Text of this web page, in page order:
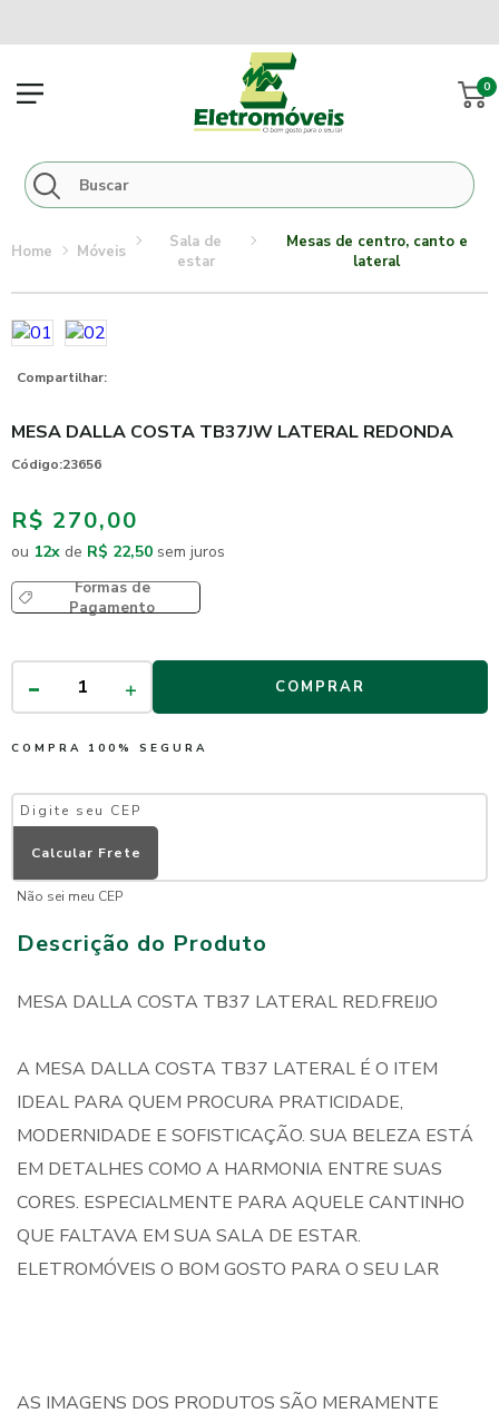
0
móveis
sala de
estar
mesas de centro, canto e
lateral
Compartilhar:
MESA DALLA COSTA TB37JW LATERAL REDONDA
Código:23656
R$ 270,00
ou 12x de R$ 22,50 sem juros
Formas de
Pagamento
COMPRAR
COMPRA 100% SEGURA
Não sei meu CEP
Descrição do Produto
MESA DALLA COSTA TB37 LATERAL RED.FREIJO
A MESA DALLA COSTA TB37 LATERAL É O ITEM
IDEAL PARA QUEM PROCURA PRATICIDADE,
MODERNIDADE E SOFISTICAÇÃO. SUA BELEZA ESTÁ
EM DETALHES COMO A HARMONIA ENTRE SUAS
CORES. ESPECIALMENTE PARA AQUELE CANTINHO
QUE FALTAVA EM SUA SALA DE ESTAR.
ELETROMÓVEIS O BOM GOSTO PARA O SEU LAR
AS IMAGENS DOS PRODUTOS SÃO MERAMENTE